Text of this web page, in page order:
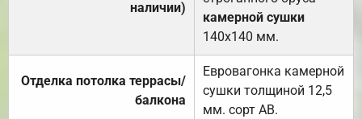
наличии)
камерной сушки
140х140 мм.
Отделка потолка террасы/
балкона
Евровагонка камерной
сушки толщиной 12,5
мм. сорт АВ.